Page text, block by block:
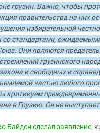
грузин. Важно, чтобы
правительства на них
избирательной
со стандартами,
Они являются
грузинского
и свободных и
частью любого
критикуем
в Грузию. Он не
Байден сделал заявление,